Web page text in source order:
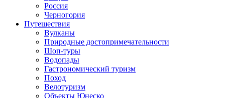
Россия
Черногория
Путешествия
Вулканы
Природные достопримечательности
Шоп-туры
Водопады
Гастрономический туризм
Поход
Велотуризм
Объекты Юнеско